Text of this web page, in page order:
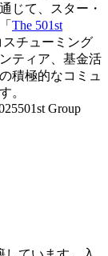
じて、スター・
The 501st
スチューミング
ティア、基金活
積極的なコミュ
。
501st Group